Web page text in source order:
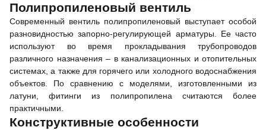
Полипропиленовый вентиль
Современный вентиль полипропиленовый выступает особой
разновидностью запорно-регулирующей арматуры. Ее часто
используют во время прокладывания трубопроводов
различного назначения – в канализационных и отопительных
системах, а также для горячего или холодного водоснабжения
объектов. По сравнению с моделями, изготовленными из
латуни, фитинги из полипропилена считаются более
практичными.
Конструктивные особенности